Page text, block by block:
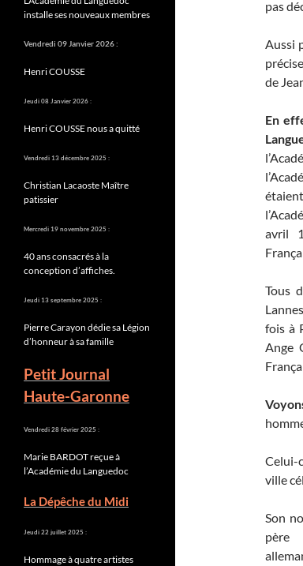
pas
Aussi
de
En
avril
Tous
fois à
Ange
Celui-
ville
Son
père
installe ses nouveaux membres
Vendredi 09 Janvier 2026 :
Henri COUSSE
Jeudi 08 Janvier 2026 :
Henri COUSSE nous a quitté
Vendredi 13 décembre 2025 :
Christian Lacaoste Maître
patissier
Mercredi 19 novembre 2025 :
40 ans consacrés à la
conception d’affiches.
Jeudi 13 septembre 2025 :
Pierre Carayon dédie sa Légion
d’honneur à sa famille
Petit Journal
Haute-Garonne
Vendredi 28 février 2025 :
Marie BARDOT reçue à
l’Académie du Languedoc
La Dépêche du Midi
Jeudi 22 juillet 2025 :
Hommage à quatre artistes